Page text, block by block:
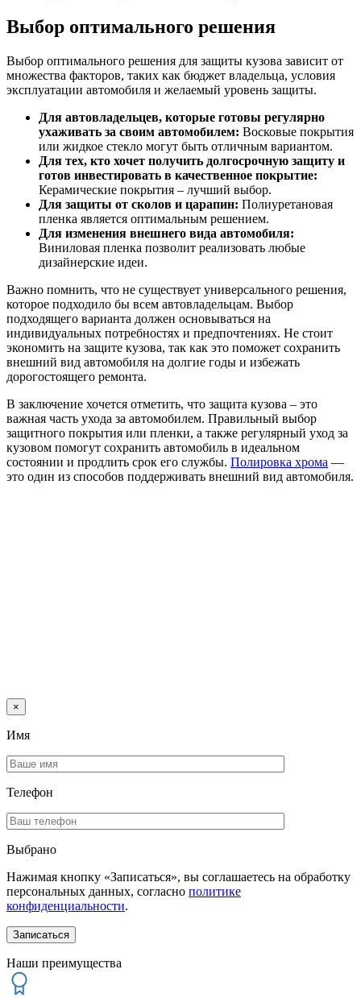
Выбор оптимального решения
Выбор оптимального решения для защиты кузова зависит от
множества факторов, таких как бюджет владельца, условия
эксплуатации автомобиля и желаемый уровень защиты.
Для автовладельцев, которые готовы регулярно
ухаживать за своим автомобилем: Восковые покрытия
или жидкое стекло могут быть отличным вариантом.
Для тех, кто хочет получить долгосрочную защиту и
готов инвестировать в качественное покрытие:
Керамические покрытия – лучший выбор.
Для защиты от сколов и царапин: Полиуретановая
пленка является оптимальным решением.
Для изменения внешнего вида автомобиля:
Виниловая пленка позволит реализовать любые
дизайнерские идеи.
Важно помнить, что не существует универсального решения,
которое подходило бы всем автовладельцам. Выбор
подходящего варианта должен основываться на
индивидуальных потребностях и предпочтениях. Не стоит
экономить на защите кузова, так как это поможет сохранить
внешний вид автомобиля на долгие годы и избежать
дорогостоящего ремонта.
В заключение хочется отметить, что защита кузова – это
важная часть ухода за автомобилем. Правильный выбор
защитного покрытия или пленки, а также регулярный уход за
кузовом помогут сохранить автомобиль в идеальном
состоянии и продлить срок его службы. Полировка хрома —
это один из способов поддерживать внешний вид автомобиля.
×
Имя
Телефон
Выбрано
Нажимая кнопку «Записаться», вы соглашаетесь на обработку
персональных данных, согласно политике
конфиденциальности.
Наши преимущества